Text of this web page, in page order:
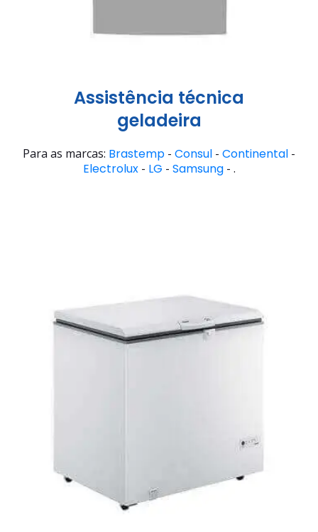
Assistência técnica
geladeira
Para as marcas: Brastemp - Consul - Continental -
Electrolux- LG - Samsung- .